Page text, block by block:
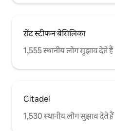
सेंट स्टीफन बेसिलिका
1,555 स्थानीय लोग सुझाव देते हैं
Citadel
1,530 स्थानीय लोग सुझाव देते हैं